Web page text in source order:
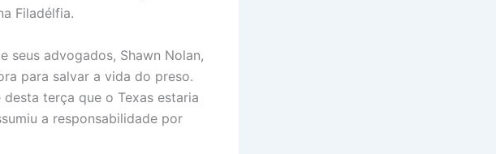
Filadélfia.
seus advogados, Shawn Nolan,
para salvar a vida do preso.
terça que o Texas estaria
a responsabilidade por